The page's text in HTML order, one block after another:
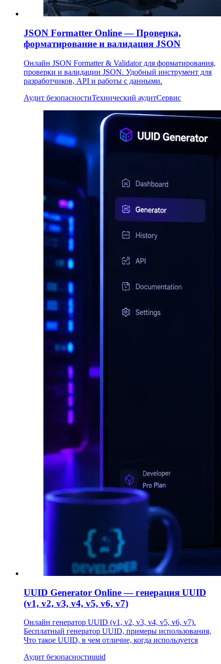
JSON Formatter Online — Проверка,
форматирование и валидация JSON
Онлайн JSON Formatter & Validator для форматирования,
проверки и валидации JSON. Удобный инструмент для
разработчиков, API и работы с данными.
Аудит безопасностиТехнический аудитСервис
UUID Generator Online — генерация UUID
(v1, v2, v3, v4, v5, v6, v7)
Онлайн генератор UUID (v1, v2, v3, v4, v5, v6, v7).
Бесплатный генератор UUID, примеры использования,
Что такое UUID, в чем отличие, когда используется
Аудит безопасностиuuid